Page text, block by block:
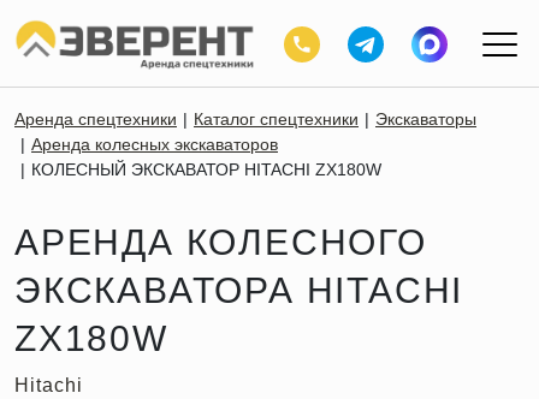
Аренда спецтехники Каталог спецтехники
Экскаваторы
Аренда колесных экскаваторов
КОЛЕСНЫЙ ЭКСКАВАТОР HITACHI ZX180W
АРЕНДА КОЛЕСНОГО
ЭКСКАВАТОРА HITACHI
ZX180W
Hitachi